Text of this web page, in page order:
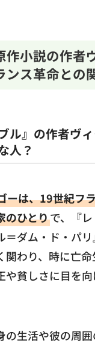
作小説の作者
ンス革命との
ル』の作者ヴ
人？
ーは、19世紀フ
のひとりで、『
＝ダム・ド・パ
関わり、時に亡
や貧しさに目を
の生活や彼の周